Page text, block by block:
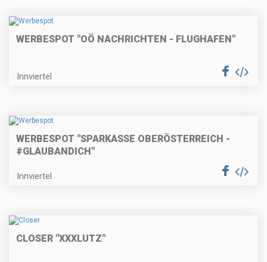
WERBESPOT "OÖ NACHRICHTEN - FLUGHAFEN"
Innviertel
WERBESPOT "SPARKASSE OBERÖSTERREICH -
#GLAUBANDICH"
Innviertel
CLOSER "XXXLUTZ"